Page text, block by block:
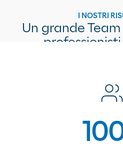
I NOSTRI
Un grande